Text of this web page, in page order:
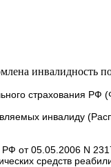
инвалидность
страхования
инвалиду
РФ от 05.05.2006 N
средств